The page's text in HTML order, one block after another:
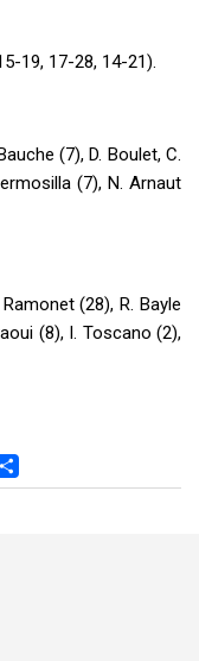
19, 17-28, 14-21).
(7), D. Boulet, C.
(7), N. Arnaut
(28), R. Bayle
(8), I. Toscano (2),
PARTAGER